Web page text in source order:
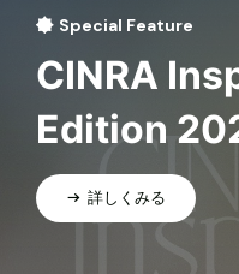
Special Feature
CINRA
Edition
詳しくみる